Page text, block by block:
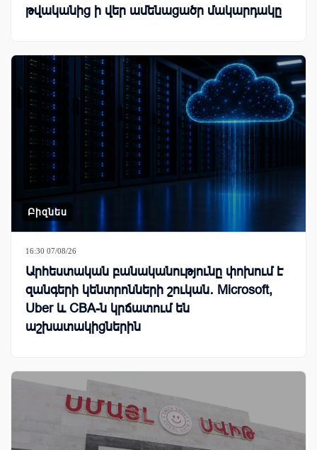
թվականից ի վեր ամենացածր մակարդակը
Բիզնես
16:30 07/08/26
Արհեստական բանականությունը փոխում է
զանգերի կենտրոնների շուկան․ Microsoft,
Uber և CBA-ն կրճատում են
աշխատակիցներին